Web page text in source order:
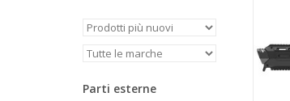
Parti esterne